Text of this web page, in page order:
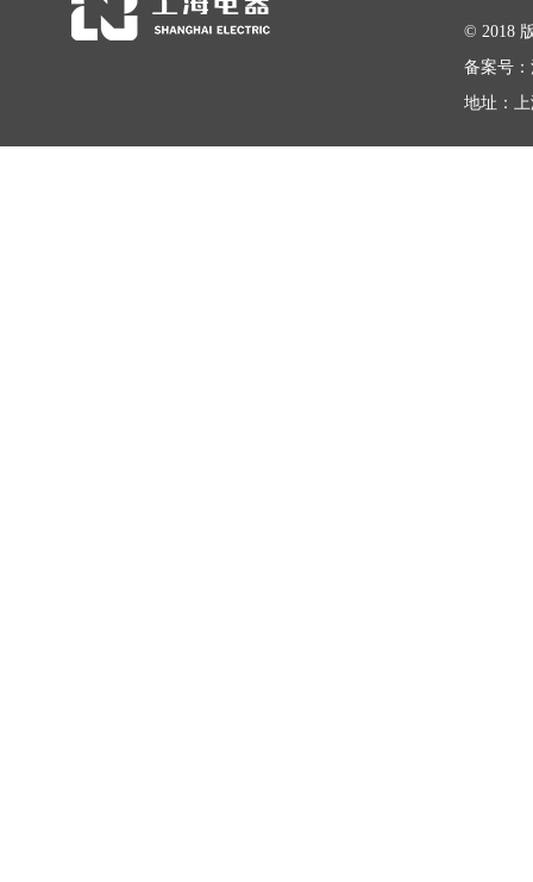
© 2018
备案号：
地址：